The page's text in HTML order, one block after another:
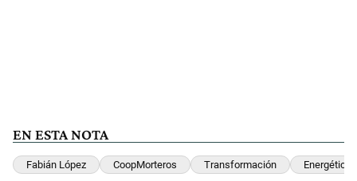
EN ESTA NOTA
Fabián López CoopMorteros Transformación Energética